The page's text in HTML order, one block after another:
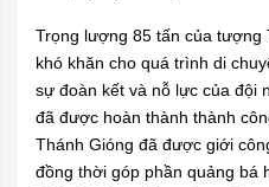
Trọng lượng 85 tấn của tượng
khó khăn cho quá trình di
sự đoàn kết và nỗ lực của đội
đã được hoàn thành thành
Thánh Gióng đã được giới
đồng thời góp phần quảng bá